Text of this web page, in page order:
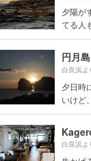
夕陽が
てる人
円月島
白良浜よ
夕日時
いけど
白良浜よ